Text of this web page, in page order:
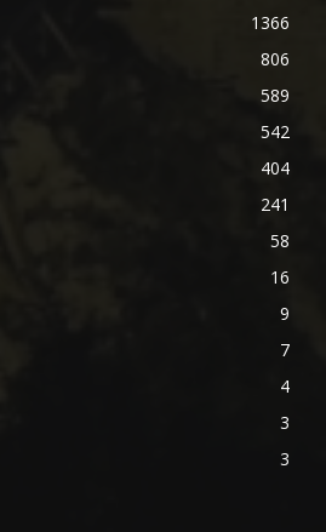
1366
806
589
542
404
241
58
16
9
7
4
3
3